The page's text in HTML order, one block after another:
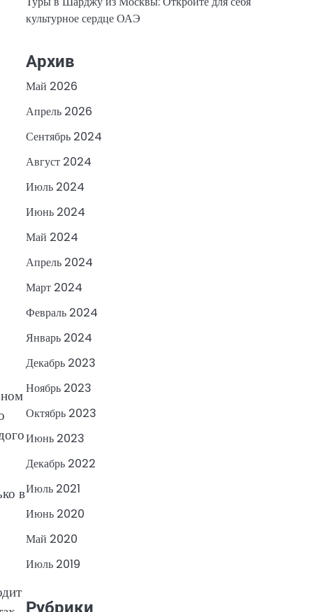
в
культурное сердце ОАЭ
Архив
Май 2026
Апрель 2026
Сентябрь 2024
Август 2024
Июль 2024
Июнь 2024
Май 2024
Апрель 2024
Март 2024
Февраль 2024
Январь 2024
Декабрь 2023
Ноябрь 2023
Октябрь 2023
Июнь 2023
Декабрь 2022
Июль 2021
Июнь 2020
Май 2020
Июль 2019
Рубрики